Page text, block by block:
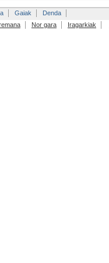
Gaiak
Denda
Nor gara Iragarkiak